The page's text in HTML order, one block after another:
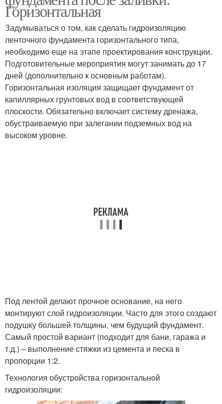
Горизонтальная
Задумываться о том, как сделать гидроизоляцию
ленточного фундамента горизонтального типа,
необходимо еще на этапе проектирования конструкции.
Подготовительные мероприятия могут занимать до 17
дней (дополнительно к основным работам).
Горизонтальная изоляция защищает фундамент от
капиллярных грунтовых вод в соответствующей
плоскости. Обязательно включает систему дренажа,
обустраиваемую при залегании подземных вод на
высоком уровне.
Под лентой делают прочное основание, на него
монтируют слой гидроизоляции. Часто для этого создают
подушку большей толщины, чем будущий фундамент.
Самый простой вариант (подходит для бани, гаража и
т.д.) – выполнение стяжки из цемента и песка в
пропорции 1:2.
Технология обустройства горизонтальной
гидроизоляции: